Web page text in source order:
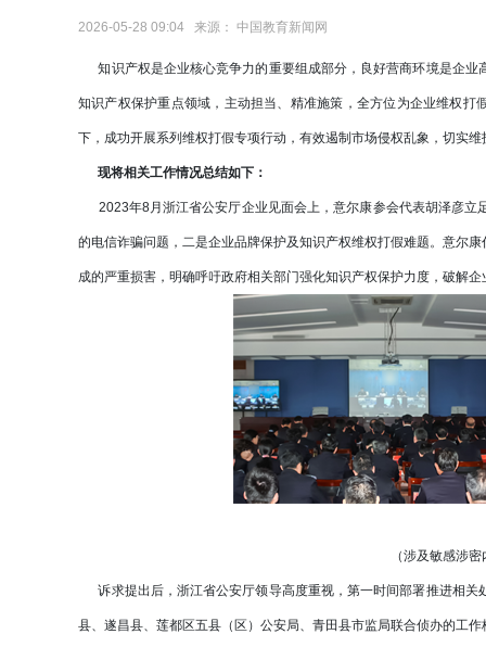
2026-05-28 09:04 来源： 中国教育新闻网
知识产权是企业核心竞争力的重要组成部分，良好营商环境是企业
知识产权保护重点领域，主动担当、精准施策，全方位为企业维权打
下，成功开展系列维权打假专项行动，有效遏制市场侵权乱象，切实
现将相关工作情况总结如下：
2023年8月浙江省公安厅企业见面会上，意尔康参会代表胡泽彦立
的电信诈骗问题，二是企业品牌保护及知识产权维权打假难题。意尔
成的严重损害，明确呼吁政府相关部门强化知识产权保护力度，破解
（涉及敏感涉
诉求提出后，浙江省公安厅领导高度重视，第一时间部署推进相关
县、遂昌县、莲都区五县（区）公安局、青田县市监局联合侦办的工